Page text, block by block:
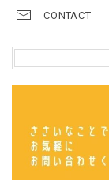
CONTACT